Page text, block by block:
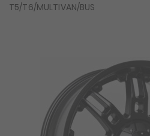
T5/T6/MULTIVAN/BUS